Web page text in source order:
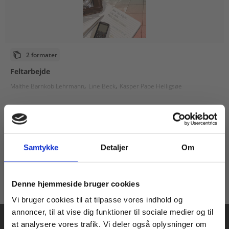
Samtykke Detaljer Om
Denne hjemmeside bruger cookies
Vi bruger cookies til at tilpasse vores indhold og
annoncer, til at vise dig funktioner til sociale medier og til
at analysere vores trafik. Vi deler også oplysninger om
2 formater
Feltarbejde
Malthe Barnkob Lehrmann Line Beck Kasper Pape Helligsøe
Fra
Køb læremidler og find masterclasses mm.
Fortsæt som: